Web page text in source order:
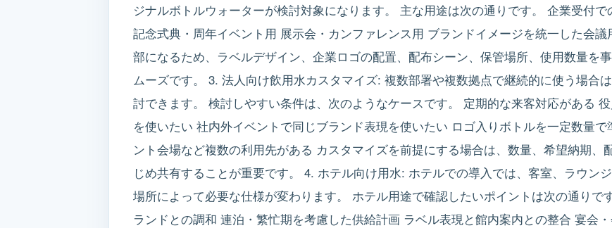
ジナルボトルウォーターが検討対象になります。 主な用途は次の通りです。 企業受付
記念式典・周年イベント用 展示会・カンファレンス用 ブランドイメージを統一した会
部になるため、ラベルデザイン、企業ロゴの配置、配布シーン、保管場所、使用数量を
ムーズです。 3. 法人向け飲用水カスタマイズ: 複数部署や複数拠点で継続的に使う場合
討できます。 検討しやすい条件は、次のようなケースです。 定期的な来客対応がある
を使いたい 社内外イベントで同じブランド表現を使いたい ロゴ入りボトルを一定数量
ント会場など複数の利用先がある カスタマイズを前提にする場合は、数量、希望納期、
じめ共有することが重要です。 4. ホテル向け用水: ホテルでの導入では、客室、ラウン
場所によって必要な仕様が変わります。 ホテル用途で確認したいポイントは次の通りで
ランドとの調和 連泊・繁忙期を考慮した供給計画 ラベル表現と館内案内との整合 宴会